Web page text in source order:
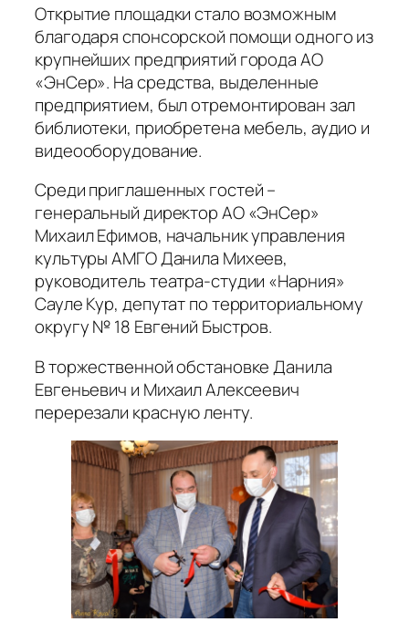
Открытие площадки стало возможным
благодаря спонсорской помощи одного из
крупнейших предприятий города АО
«ЭнСер». На средства, выделенные
предприятием, был отремонтирован зал
библиотеки, приобретена мебель, аудио и
видеооборудование.
Среди приглашенных гостей –
генеральный директор АО «ЭнСер»
Михаил Ефимов, начальник управления
культуры АМГО Данила Михеев,
руководитель театра-студии «Нарния»
Сауле Кур, депутат по территориальному
округу № 18 Евгений Быстров.
В торжественной обстановке Данила
Евгеньевич и Михаил Алексеевич
перерезали красную ленту.